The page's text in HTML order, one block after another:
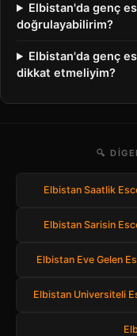
Elbistan'da genç
doğrulayabilirim?
Elbistan'da genç
dikkat etmeliyim?
🔍
Elbistan Saatlik
Elbistan Sarisin
Elbistan Eve Gelen
Elbistan Universiteli